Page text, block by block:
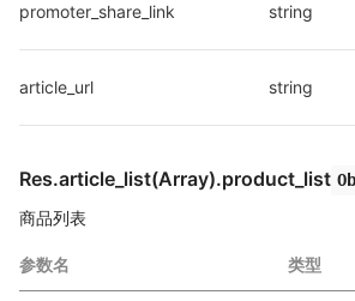
promoter_share_link string
article_url string
Res.article_list(Array).product_list
商品列表
参数名 类型